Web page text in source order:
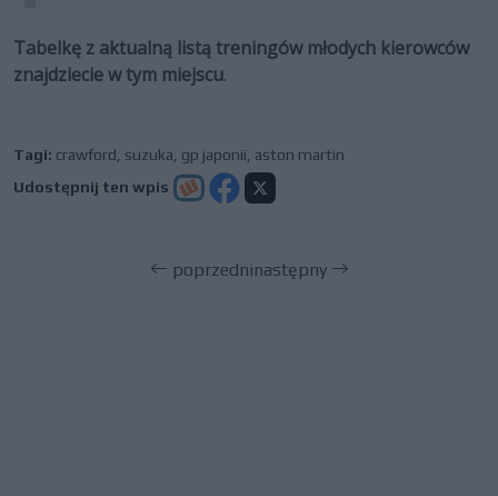
Tabelkę z aktualną listą treningów młodych kierowców
znajdziecie w tym miejscu.
Tagi: crawford suzuka gp japonii aston martin
Udostępnij ten wpis
poprzedninastępny